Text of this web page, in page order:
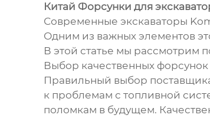
Китай Форсунки для
Современные экскаваторы
Одним из важных элементов
В этой статье мы рассмотрим
Выбор качественных форсунок
Правильный выбор
к проблемам с топливной
поломкам в будущем.